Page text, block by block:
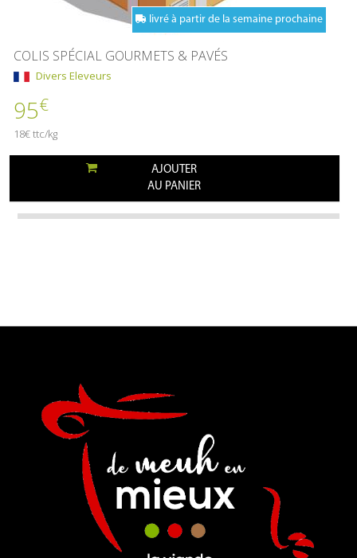
livré à partir de la semaine prochaine
COLIS SPÉCIAL GOURMETS & PAVÉS
Divers Eleveurs
95€
18€ ttc/kg
AJOUTER
AU PANIER